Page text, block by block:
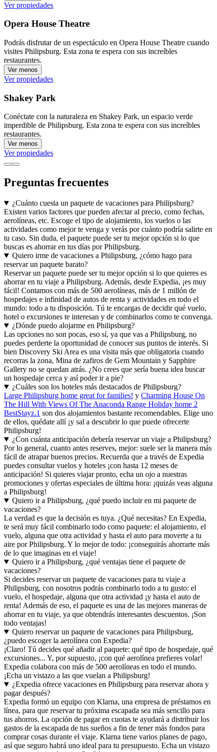
Ver propiedades
Opera House Theatre
Podrás disfrutar de un espectáculo en Opera House Theatre cuando
visites Philipsburg. Esta zona te espera con sus increíbles
restaurantes.
Ver menos
Ver propiedades
Shakey Park
Conéctate con la naturaleza en Shakey Park, un espacio verde
imperdible de Philipsburg. Esta zona te espera con sus increíbles
restaurantes.
Ver menos
Ver propiedades
Preguntas frecuentes
¿Cuánto cuesta un paquete de vacaciones para Philipsburg?
Existen varios factores que pueden afectar al precio, como fechas,
aerolíneas, etc. Escoge el tipo de alojamiento, los vuelos o las
actividades como mejor te venga y verás por cuánto podría salirte en
tu caso. Sin duda, el paquete puede ser tu mejor opción si lo que
buscas es ahorrar en tus días por Philipsburg.
Quiero irme de vacaciones a Philipsburg, ¿cómo hago para
reservar un paquete barato?
Reservar un paquete puede ser tu mejor opción si lo que quieres es
ahorrar en tu viaje a Philipsburg. Además, desde Expedia, ¡es muy
fácil! Contamos con más de 500 aerolíneas, más de 1 millón de
hospedajes e infinidad de autos de renta y actividades en todo el
mundo: todo a tu disposición. Tú te encargas de decidir qué vuelo,
hotel o excursiones te interesan y de combinarlos como te convenga.
¿Dónde puedo alojarme en Philipsburg?
Las opciones no son pocas, eso sí, ya que vas a Philipsburg, no
puedes perderte la oportunidad de conocer sus puntos de interés. Si
bien Discovery Ski Area es una visita más que obligatoria cuando
recorras la zona, Mina de zafiros de Gem Mountain y Sapphire
Gallery no se quedan atrás. ¿No crees que sería buena idea buscar
un hospedaje cerca y así poder ir a pie?
¿Cuáles son los hoteles más destacados de Philipsburg?
Large Philipsburg home great for families! y Charming House On
The Hill With Views Of The Anaconda Range Holiday home 2
BestStayz.1 son dos alojamientos bastante recomendables. Elige uno
de ellos, quédate allí ¡y sal a descubrir lo que puede ofrecerte
Philipsburg!
¿Con cuánta anticipación debería reservar un viaje a Philipsburg?
Por lo general, cuanto antes reserves, mejor: suele ser la manera más
fácil de atrapar buenos precios. Recuerda que a través de Expedia
puedes consultar vuelos y hoteles ¡con hasta 12 meses de
anticipación! Si quieres viajar pronto, echa un ojo a nuestras
promociones y ofertas especiales de última hora: ¡quizás veas alguna
a Philipsburg!
Quiero ir a Philipsburg, ¿qué puedo incluir en mi paquete de
vacaciones?
La verdad es que la decisión es tuya. ¿Qué necesitas? En Expedia,
te será muy fácil combinarlo todo como paquete: el alojamiento, el
vuelo, alguna que otra actividad y hasta el auto para moverte a tu
aire por Philipsburg. Y lo mejor de todo: ¡conseguirás ahorrarte más
de lo que imaginas en el viaje!
Quiero ir a Philipsburg, ¿qué ventajas tiene el paquete de
vacaciones?
Si decides reservar un paquete de vacaciones para tu viaje a
Philipsburg, con nosotros podrás combinarlo todo a tu gusto: el
vuelo, el hospedaje, alguna que otra actividad ¡y hasta el auto de
renta! Además de eso, el paquete es una de las mejores maneras de
ahorrar en tu viaje, ya que obtendrás interesantes descuentos. ¡Son
todo ventajas!
Quiero reservar un paquete de vacaciones para Philipsburg,
¿puedo escoger la aerolínea con Expedia?
¡Claro! Tú decides qué añadir al paquete: qué tipo de hospedaje, qué
excursiones... Y, por supuesto, ¡con qué aerolínea prefieres volar!
Expedia colabora con más de 500 aerolíneas en todo el mundo.
¡Echa un vistazo a las que vuelan a Philipsburg!
¿Expedia ofrece vacaciones en Philipsburg para reservar ahora y
pagar después?
Expedia formó un equipo con Klarna, una empresa de préstamos en
línea, para que reservar tu próxima escapada sea más sencillo para
tus ahorros. La opción de pagar en cuotas te ayudará a distribuir los
gastos de la escapada de tus sueños a fin de tener más fondos para
comprar cosas durante el viaje. Klarna tiene varios planes de pago,
así que seguro habrá uno ideal para tu presupuesto. Echa un vistazo